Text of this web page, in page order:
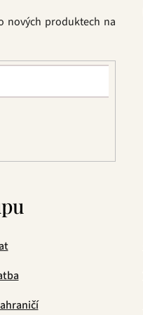
nových produktech na